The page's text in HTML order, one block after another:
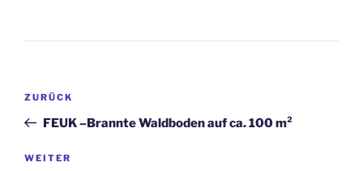
Beitragsnavigation
Vorheriger
Beitrag
ZURÜCK
FEUK –Brannte Waldboden auf ca. 100 m²
Nächster
WEITER